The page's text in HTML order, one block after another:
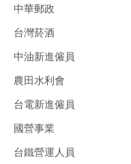
中華郵政
台灣菸酒
中油新進僱員
農田水利會
台電新進僱員
國營事業
台鐵營運人員